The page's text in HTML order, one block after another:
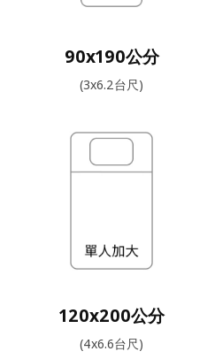
90x190公分
(3x6.2台尺)
120x200公分
(4x6.6台尺)